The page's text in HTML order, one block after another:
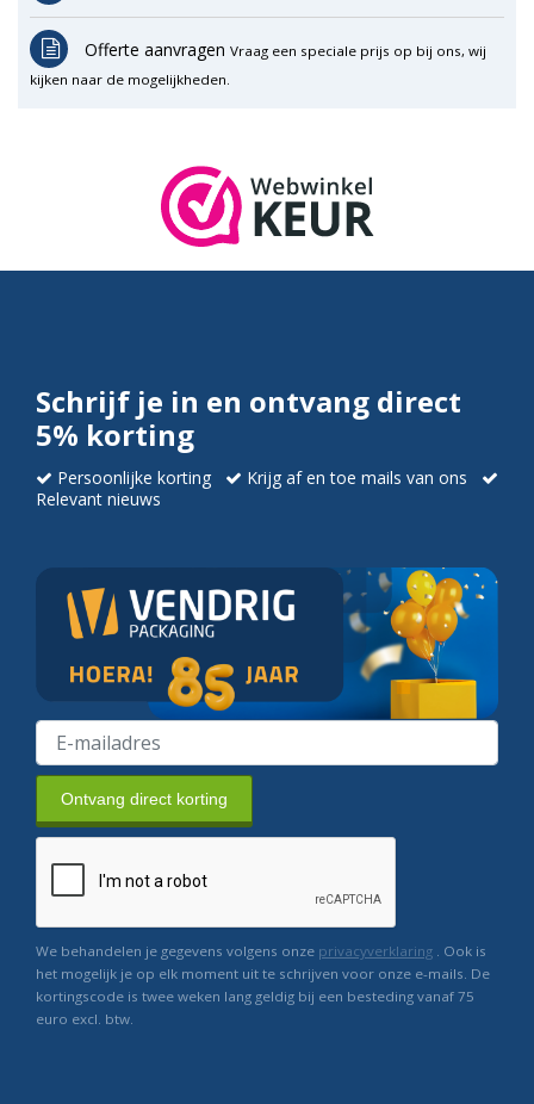
Offerte aanvragen Vraag een speciale prijs op bij ons, wij
kijken naar de mogelijkheden.
Schrijf je in en ontvang direct
5% korting
Persoonlijke korting
Krijg af en toe mails van ons
Relevant nieuws
Ontvang direct korting
We behandelen je gegevens volgens onze privacyverklaring . Ook is
het mogelijk je op elk moment uit te schrijven voor onze e-mails. De
kortingscode is twee weken lang geldig bij een besteding vanaf 75
euro excl. btw.